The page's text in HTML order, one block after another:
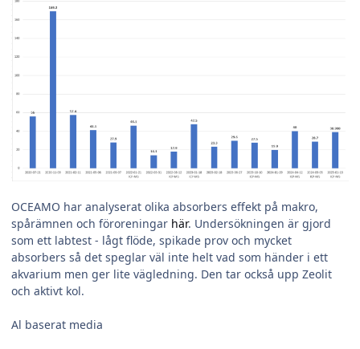
OCEAMO har analyserat olika absorbers effekt på makro,
spårämnen och föroreningar här. Undersökningen är gjord
som ett labtest - lågt flöde, spikade prov och mycket
absorbers så det speglar väl inte helt vad som händer i ett
akvarium men ger lite vägledning. Den tar också upp Zeolit
och aktivt kol.
Al baserat media